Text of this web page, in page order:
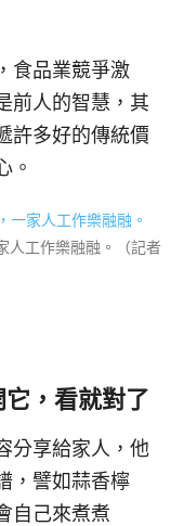
食品業競爭激
前人的智慧，其
許多好的傳統價
。
人工作樂融融。（記者
，看就對了
分享給家人，他
，譬如蒜香檸
自己來煮煮